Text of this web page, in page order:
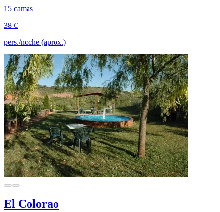
15 camas
38 €
pers./noche (aprox.)
El Colorao